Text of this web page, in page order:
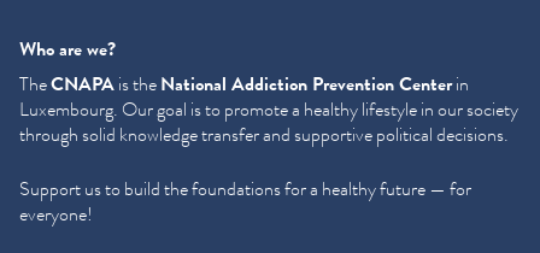
Who are we?
TheCNAPAis theNational Addiction Prevention Centerin
Luxembourg. Our goal is to promote a healthy lifestyle in our society
through solid knowledge transfer and supportive political decisions.
Support us to build the foundations for a healthy future — for
everyone!